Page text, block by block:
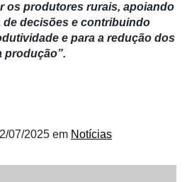
os produtores rurais, apoiando
decisões e contribuindo
e para a redução dos
produção”.
07/2025 em Notícias